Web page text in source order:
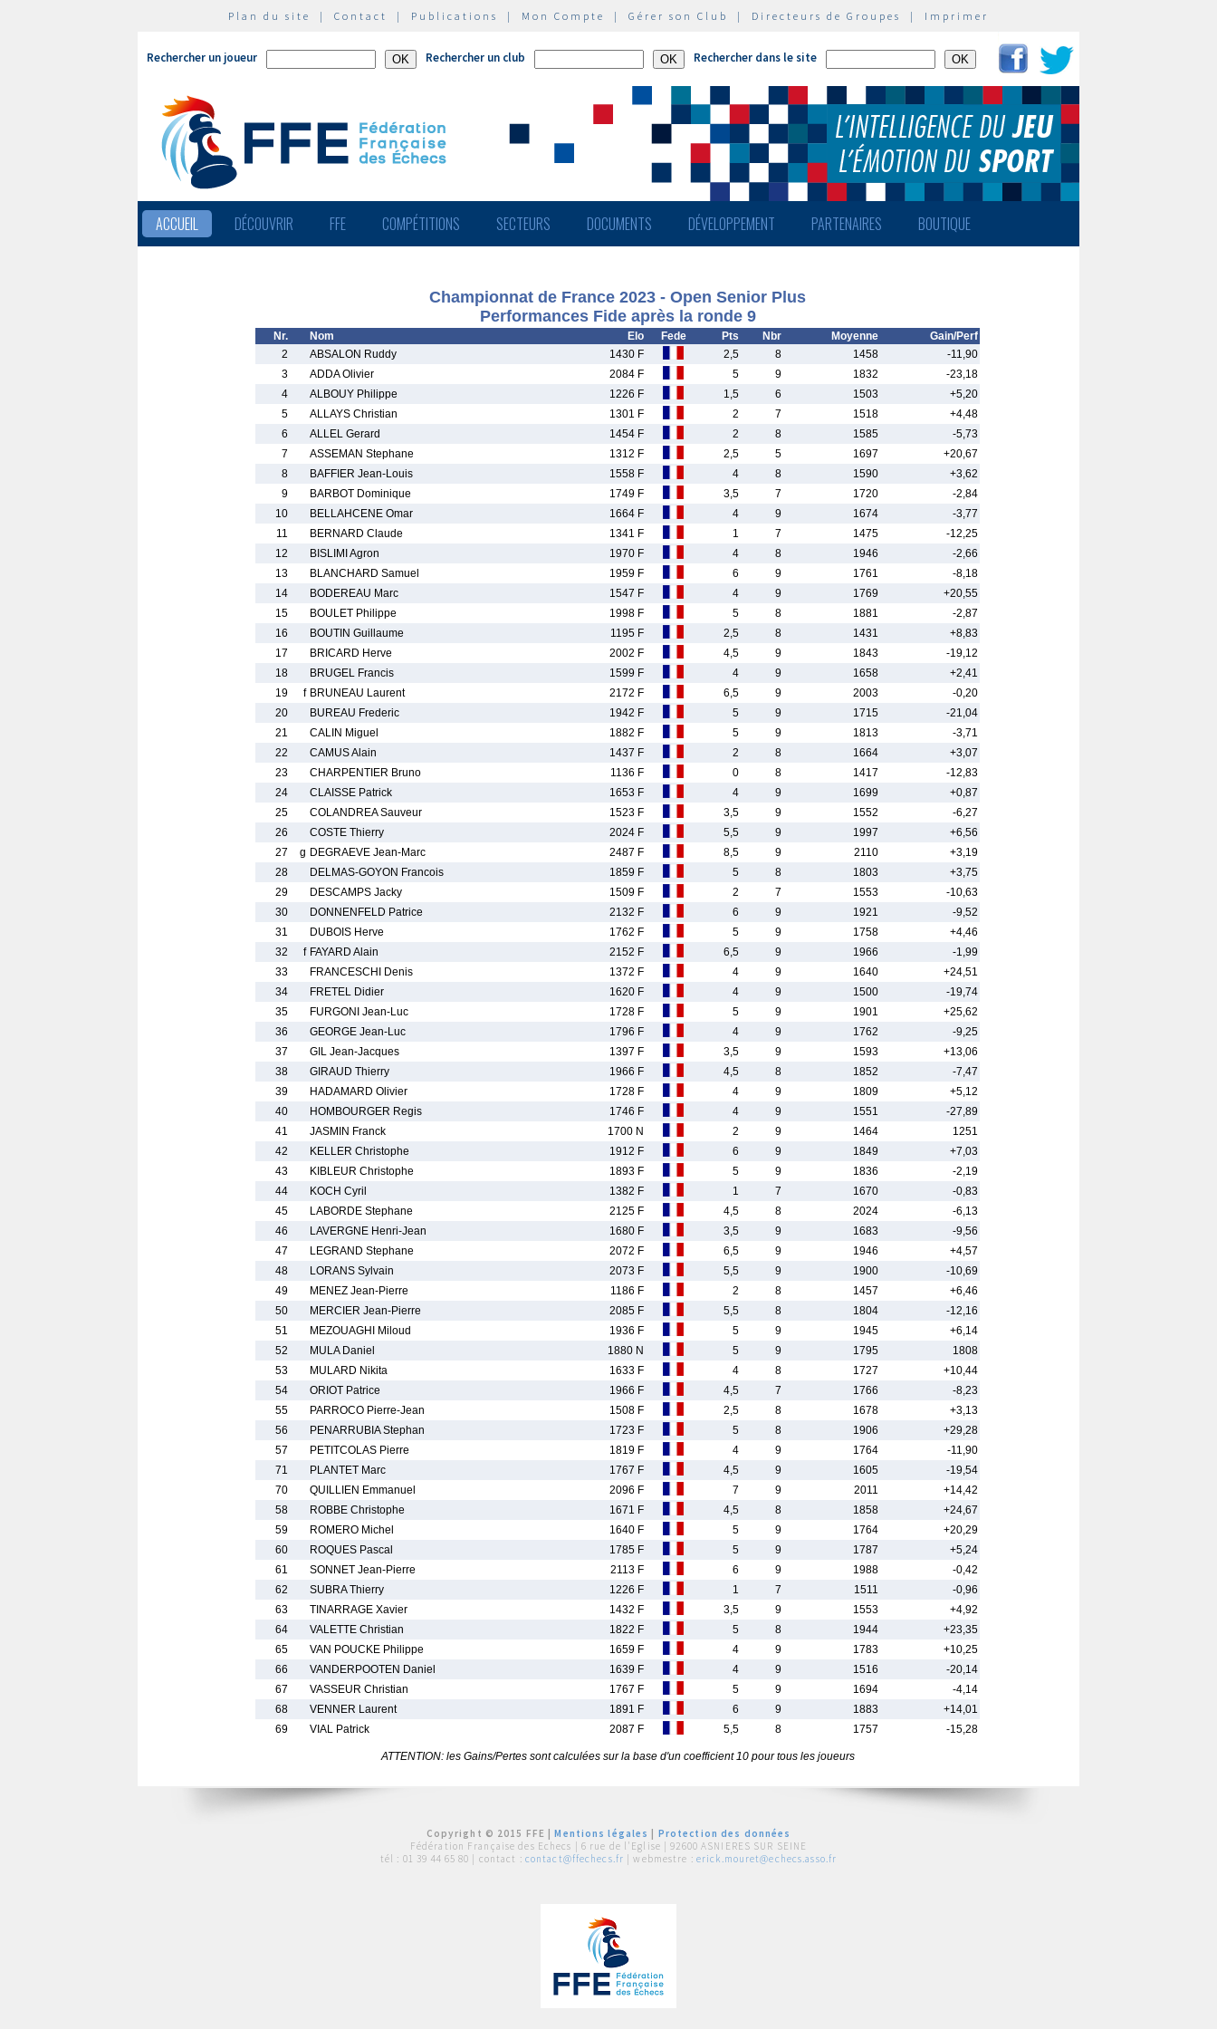
Plan du site | Contact | Publications | Mon Compte | Gérer son Club | Directeurs de Groupes | Imprimer
Rechercher un joueur Rechercher un club Rechercher dans le site
ACCUEIL DÉCOUVRIR FFE COMPÉTITIONS SECTEURS DOCUMENTS DÉVELOPPEMENT PARTENAIRES BOUTIQUE
Championnat de France 2023 - Open Senior Plus
Performances Fide après la ronde 9
Nr. Nom Elo Fede Pts Nbr Moyenne
Gain/Perf
2
ABSALON Ruddy 1430 F 2,5 8 1458
-11,90
3
ADDA Olivier 2084 F 5 9 1832
-23,18
4
ALBOUY Philippe 1226 F 1,5 6 1503
+5,20
5
ALLAYS Christian 1301 F 2 7 1518
+4,48
6
ALLEL Gerard 1454 F 2 8 1585
-5,73
7
ASSEMAN Stephane 1312 F 2,5 5 1697
+20,67
8
BAFFIER Jean-Louis 1558 F 4 8 1590
+3,62
9
BARBOT Dominique 1749 F 3,5 7 1720
-2,84
10
BELLAHCENE Omar 1664 F 4 9 1674
-3,77
11
BERNARD Claude 1341 F 1 7 1475
-12,25
12
BISLIMI Agron 1970 F 4 8 1946
-2,66
13
BLANCHARD Samuel 1959 F 6 9 1761
-8,18
14
BODEREAU Marc 1547 F 4 9 1769
+20,55
15
BOULET Philippe 1998 F 5 8 1881
-2,87
16
BOUTIN Guillaume 1195 F 2,5 8 1431
+8,83
17
BRICARD Herve 2002 F 4,5 9 1843
-19,12
18
BRUGEL Francis 1599 F 4 9 1658
+2,41
19
f BRUNEAU Laurent 2172 F 6,5 9 2003
-0,20
20
BUREAU Frederic 1942 F 5 9 1715
-21,04
21
CALIN Miguel 1882 F 5 9 1813
-3,71
22
CAMUS Alain 1437 F 2 8 1664
+3,07
23
CHARPENTIER Bruno 1136 F 0 8 1417
-12,83
24
CLAISSE Patrick 1653 F 4 9 1699
+0,87
25
COLANDREA Sauveur 1523 F 3,5 9 1552
-6,27
26
COSTE Thierry 2024 F 5,5 9 1997
+6,56
27
g DEGRAEVE Jean-Marc 2487 F 8,5 9 2110
+3,19
28
DELMAS-GOYON Francois 1859 F 5 8 1803
+3,75
29
DESCAMPS Jacky 1509 F 2 7 1553
-10,63
30
DONNENFELD Patrice 2132 F 6 9 1921
-9,52
31
DUBOIS Herve 1762 F 5 9 1758
+4,46
32
f FAYARD Alain 2152 F 6,5 9 1966
-1,99
33
FRANCESCHI Denis 1372 F 4 9 1640
+24,51
34
FRETEL Didier 1620 F 4 9 1500
-19,74
35
FURGONI Jean-Luc 1728 F 5 9 1901
+25,62
36
GEORGE Jean-Luc 1796 F 4 9 1762
-9,25
37
GIL Jean-Jacques 1397 F 3,5 9 1593
+13,06
38
GIRAUD Thierry 1966 F 4,5 8 1852
-7,47
39
HADAMARD Olivier 1728 F 4 9 1809
+5,12
40
HOMBOURGER Regis 1746 F 4 9 1551
-27,89
41
JASMIN Franck 1700 N 2 9 1464
1251
42
KELLER Christophe 1912 F 6 9 1849
+7,03
43
KIBLEUR Christophe 1893 F 5 9 1836
-2,19
44
KOCH Cyril 1382 F 1 7 1670
-0,83
45
LABORDE Stephane 2125 F 4,5 8 2024
-6,13
46
LAVERGNE Henri-Jean 1680 F 3,5 9 1683
-9,56
47
LEGRAND Stephane 2072 F 6,5 9 1946
+4,57
48
LORANS Sylvain 2073 F 5,5 9 1900
-10,69
49
MENEZ Jean-Pierre 1186 F 2 8 1457
+6,46
50
MERCIER Jean-Pierre 2085 F 5,5 8 1804
-12,16
51
MEZOUAGHI Miloud 1936 F 5 9 1945
+6,14
52
MULA Daniel 1880 N 5 9 1795
1808
53
MULARD Nikita 1633 F 4 8 1727
+10,44
54
ORIOT Patrice 1966 F 4,5 7 1766
-8,23
55
PARROCO Pierre-Jean 1508 F 2,5 8 1678
+3,13
56
PENARRUBIA Stephan 1723 F 5 8 1906
+29,28
57
PETITCOLAS Pierre 1819 F 4 9 1764
-11,90
71
PLANTET Marc 1767 F 4,5 9 1605
-19,54
70
QUILLIEN Emmanuel 2096 F 7 9 2011
+14,42
58
ROBBE Christophe 1671 F 4,5 8 1858
+24,67
59
ROMERO Michel 1640 F 5 9 1764
+20,29
60
ROQUES Pascal 1785 F 5 9 1787
+5,24
61
SONNET Jean-Pierre 2113 F 6 9 1988
-0,42
62
SUBRA Thierry 1226 F 1 7 1511
-0,96
63
TINARRAGE Xavier 1432 F 3,5 9 1553
+4,92
64
VALETTE Christian 1822 F 5 8 1944
+23,35
65
VAN POUCKE Philippe 1659 F 4 9 1783
+10,25
66
VANDERPOOTEN Daniel 1639 F 4 9 1516
-20,14
67
VASSEUR Christian 1767 F 5 9 1694
-4,14
68
VENNER Laurent 1891 F 6 9 1883
+14,01
69
VIAL Patrick 2087 F 5,5 8 1757 -15,28
ATTENTION: les Gains/Pertes sont calculées sur la base d'un coefficient 10 pour tous les joueurs
Copyright © 2015 FFE |Mentions légales
Protection des données
Fédération Française des Echecs | 6 rue de l'Eglise | 92600 ASNIERES SUR SEINE
tél : 01 39 44 65 80 | contact : contact@ffechecs.fr | webmestre : erick.mouret@echecs.asso.fr